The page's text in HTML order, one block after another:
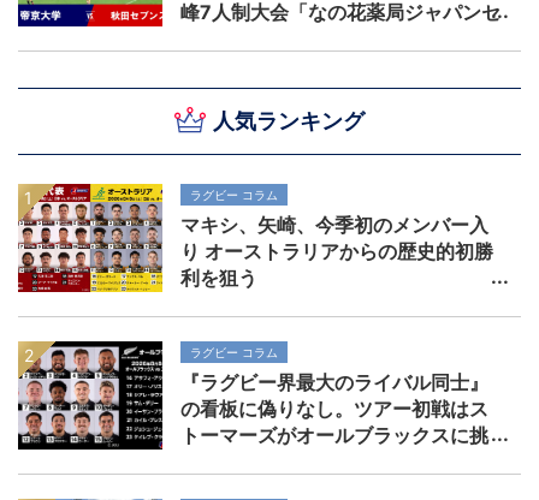
人気ランキング
ラグビー コラム
マキシ、矢崎、今季初のメンバー入
り オーストラリアからの歴史的初勝
利を狙う
ラグビー コラム
『ラグビー界最大のライバル同士』
の看板に偽りなし。ツアー初戦はス
トーマーズがオールブラックスに挑
峰7人制大会「なの花薬局ジャパンセ